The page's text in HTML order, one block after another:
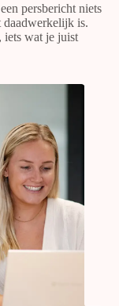
persbericht niets
daadwerkelijk is.
iets wat je juist